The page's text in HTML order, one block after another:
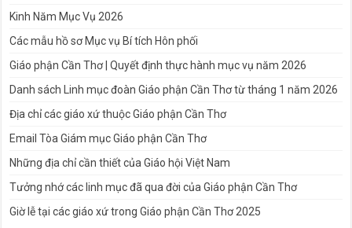
Kinh Năm Mục Vụ 2026
Các mẫu hồ sơ Mục vụ Bí tích Hôn phối
Giáo phận Cần Thơ | Quyết định thực hành mục vụ năm 2026
Danh sách Linh mục đoàn Giáo phận Cần Thơ từ tháng 1 năm 2026
Địa chỉ các giáo xứ thuộc Giáo phận Cần Thơ
Email Tòa Giám mục Giáo phận Cần Thơ
Những địa chỉ cần thiết của Giáo hội Việt Nam
Tưởng nhớ các linh mục đã qua đời của Giáo phận Cần Thơ
Giờ lễ tại các giáo xứ trong Giáo phận Cần Thơ 2025